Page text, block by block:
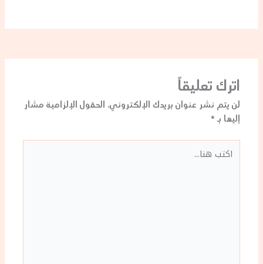
اترك تعليقاً
لن يتم نشر عنوان بريدك الإلكتروني. الحقول الإلزامية مشار
إليها بـ *
اكتب
هنا...